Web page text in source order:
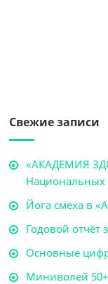
Свежие записи
«АКАДЕМИЯ
Национальных
Йога смеха в
Годовой отчёт
Основные
Миниволей 50+